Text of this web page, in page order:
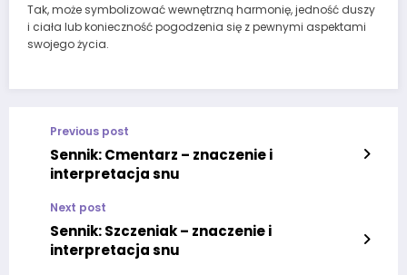
Tak, może symbolizować wewnętrzną harmonię, jedność duszy
i ciała lub konieczność pogodzenia się z pewnymi aspektami
swojego życia.
Previous post
Sennik: Cmentarz – znaczenie i
interpretacja snu
Next post
Sennik: Szczeniak – znaczenie i
interpretacja snu